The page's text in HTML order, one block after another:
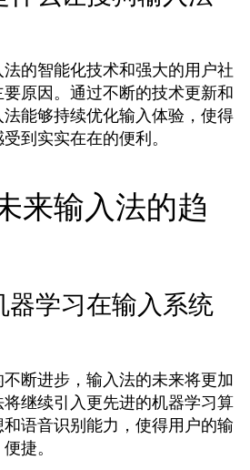
的智能化技术和强大的用户社
原因。通过不断的技术更新和
能够持续优化输入体验，使得
到实实在在的便利。
来输入法的趋
器学习在输入系统
断进步，输入法的未来将更加
继续引入更先进的机器学习算
语音识别能力，使得用户的输
捷。